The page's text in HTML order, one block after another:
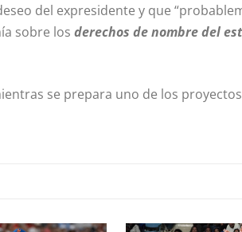
del expresidente y que
sobre los derechos de nombre del
se prepara uno de los